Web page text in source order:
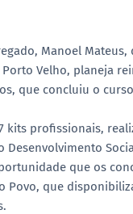
Manoel Mateus,
Velho, planeja
que concluiu o
kits profissionais,
que os
Povo, que